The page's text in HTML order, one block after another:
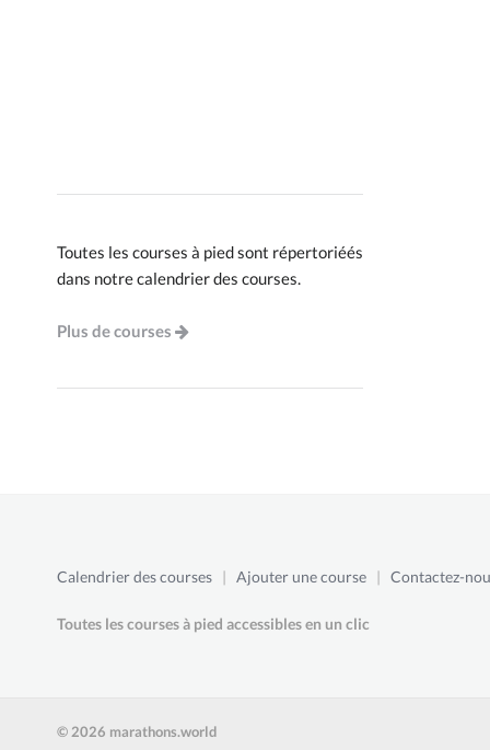
Toutes les courses à pied sont répertoriéés
dans notre calendrier des courses.
Plus de courses
Calendrier des courses | Ajouter une course | Contactez-
Toutes les courses à pied accessibles en un clic
© 2026 marathons.world